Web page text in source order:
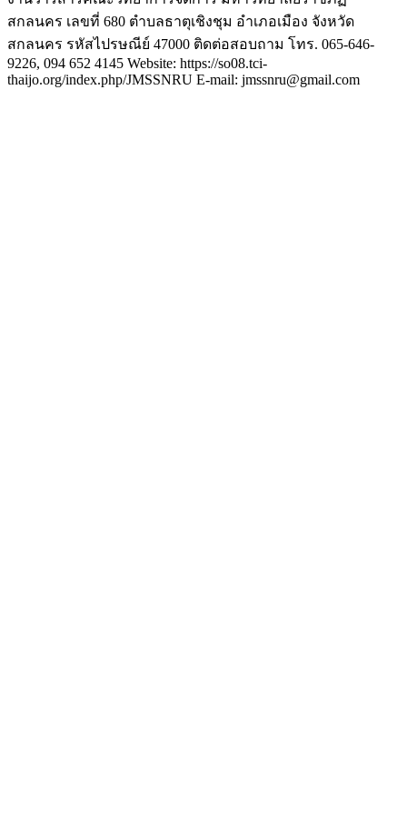
สกลนคร เลขที่ 680 ตำบลธาตุเชิงชุม อำเภอเมือง จังหวัด
สกลนคร รหัสไปรษณีย์ 47000 ติดต่อสอบถาม โทร. 065-646-
9226, 094 652 4145 Website: https://so08.tci-
thaijo.org/index.php/JMSSNRU E-mail: jmssnru@gmail.com